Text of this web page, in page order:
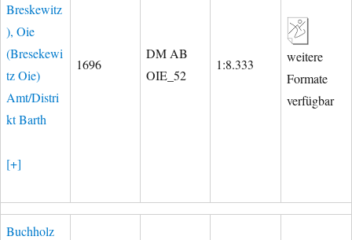
Breskewitz
), Oie
(Bresekewi
tz Oie)
Amt/Distri
kt Barth
[+]
1696
DM AB
OIE_52
1:8.333
weitere
Formate
verfügbar
Buchholz